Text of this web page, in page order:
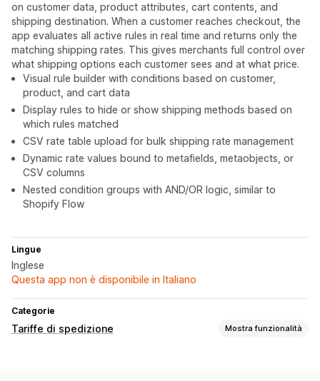
on customer data, product attributes, cart contents, and
shipping destination. When a customer reaches checkout, the
app evaluates all active rules in real time and returns only the
matching shipping rates. This gives merchants full control over
what shipping options each customer sees and at what price.
Visual rule builder with conditions based on customer,
product, and cart data
Display rules to hide or show shipping methods based on
which rules matched
CSV rate table upload for bulk shipping rate management
Dynamic rate values bound to metafields, metaobjects, or
CSV columns
Nested condition groups with AND/OR logic, similar to
Shopify Flow
Lingue
Inglese
Questa app non è disponibile in Italiano
Categorie
Tariffe di spedizione Mostra funzionalità